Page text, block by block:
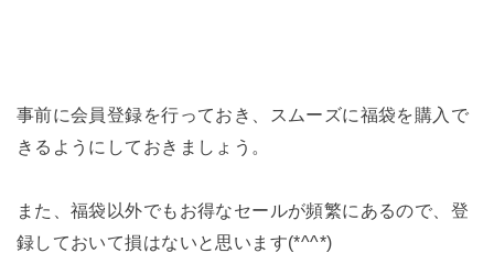
事前に会員登録を行っておき、スムーズに福袋を購入で
きるようにしておきましょう。
また、福袋以外でもお得なセールが頻繁にあるので、登
録しておいて損はないと思います(*^^*)